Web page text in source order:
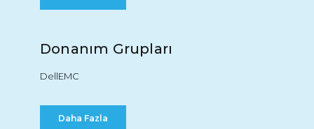
Donanım Grupları
DellEMC
Daha Fazla